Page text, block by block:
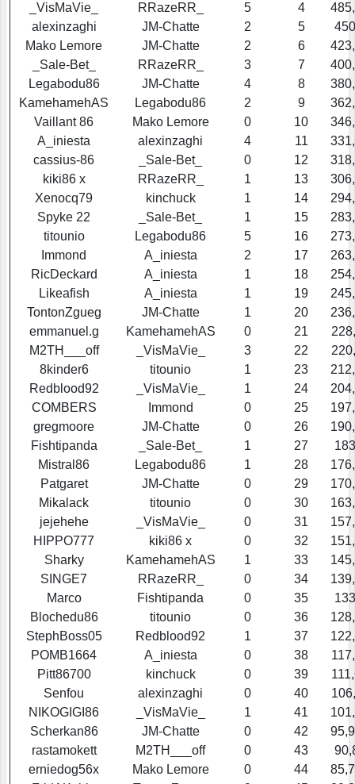
_VisMaVie_
RRazeRR_ 5 4
alexinzaghi
JM-Chatte 2 5
Mako Lemore
JM-Chatte 2 6
_Sale-Bet_
RRazeRR_ 3 7
Legabodu86
JM-Chatte 4 8
KamehamehAS
Legabodu86 2 9
Vaillant 86
Mako Lemore 0 10
A_iniesta
alexinzaghi 4 11
cassius-86
_Sale-Bet_ 0 12
kiki86 x
RRazeRR_ 1 13
Xenocq79
kinchuck 1 14
Spyke 22
_Sale-Bet_ 1 15
titounio
Legabodu86 5 16
Immond
A_iniesta 2 17
RicDeckard
A_iniesta 1 18
Likeafish
A_iniesta 1 19
TontonZgueg
JM-Chatte 1 20
emmanuel.g
KamehamehAS 0 21
M2TH___off
_VisMaVie_ 3 22
8kinder6
titounio 1 23
Redblood92
_VisMaVie_ 1 24
COMBERS
Immond 0 25
gregmoore
JM-Chatte 0 26
Fishtipanda
_Sale-Bet_ 1 27
Mistral86
Legabodu86 1 28
Patgaret
JM-Chatte 0 29
Mikalack
titounio 0 30
jejehehe
_VisMaVie_ 0 31
HIPPO777
kiki86 x 0 32
Sharky
KamehamehAS 1 33
SINGE7
RRazeRR_ 0 34
Marco
Fishtipanda 0 35
Blochedu86
titounio 0 36
StephBoss05
Redblood92 1 37
POMB1664
A_iniesta 0 38
Pitt86700
kinchuck 0 39
Senfou
alexinzaghi 0 40
NIKOGIGI86
_VisMaVie_ 1 41
Scherkan86
JM-Chatte 0 42
rastamokett
M2TH___off 0 43
erniedog56x
Mako Lemore 0 44